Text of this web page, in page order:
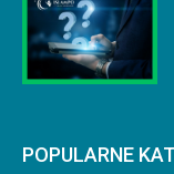
POPULARNE